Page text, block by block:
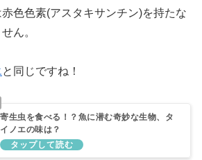
色色素(アスタキサンチン)を持たな
ん。
と同じですね！
寄生虫を食べる！？魚に潜む奇妙な生物、タ
イノエの味は？